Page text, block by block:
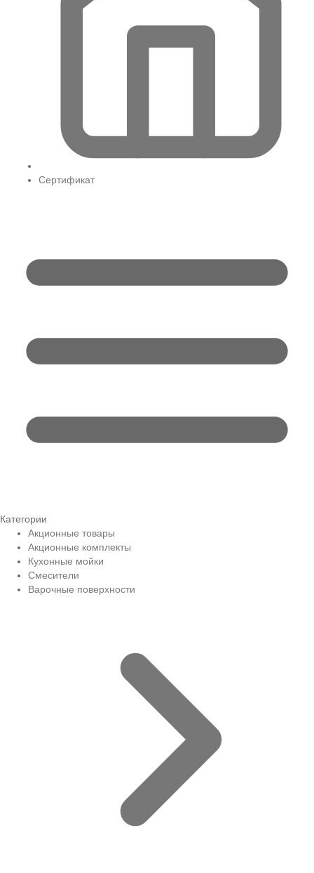
Сертификат
Категории
Акционные товары
Акционные комплекты
Кухонные мойки
Смесители
Варочные поверхности